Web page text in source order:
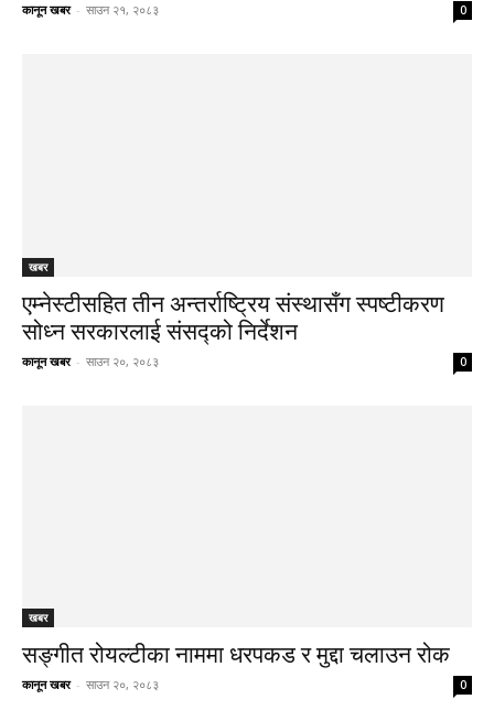
कानून खबर - साउन २१, २०८३ 0
खबर
एम्नेस्टीसहित तीन अन्तर्राष्ट्रिय संस्थासँग स्पष्टीकरण
सोध्न सरकारलाई संसद्को निर्देशन
कानून खबर - साउन २०, २०८३ 0
खबर
सङ्गीत रोयल्टीका नाममा धरपकड र मुद्दा चलाउन रोक
कानून खबर - साउन २०, २०८३ 0